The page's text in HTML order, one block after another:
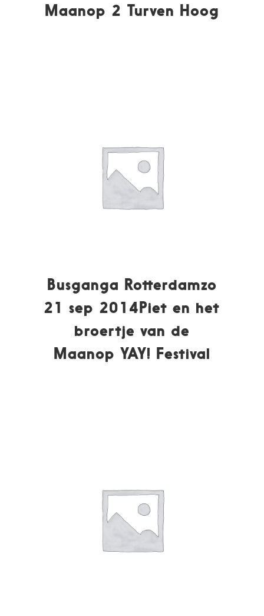
Maanop 2 Turven Hoog
Busganga Rotterdamzo
21 sep 2014Piet en het
broertje van de
Maanop YAY! Festival